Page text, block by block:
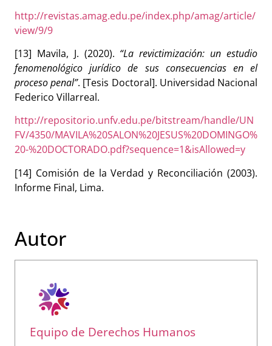
http://revistas.amag.edu.pe/index.php/amag/article/
view/9/9
[13] Mavila, J. (2020). “La revictimización: un estudio
fenomenológico jurídico de sus consecuencias en el
proceso penal”. [Tesis Doctoral]. Universidad Nacional
Federico Villarreal.
http://repositorio.unfv.edu.pe/bitstream/handle/UN
FV/4350/MAVILA%20SALON%20JESUS%20DOMINGO%
20-%20DOCTORADO.pdf?sequence=1&isAllowed=y
[14] Comisión de la Verdad y Reconciliación (2003).
Informe Final, Lima.
Autor
Equipo de Derechos Humanos